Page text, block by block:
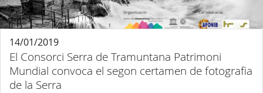
El Consorci Serra de Tramuntana Patrimoni
Mundial convoca el segon certamen de fotografia
de la Serra
14/01/2019